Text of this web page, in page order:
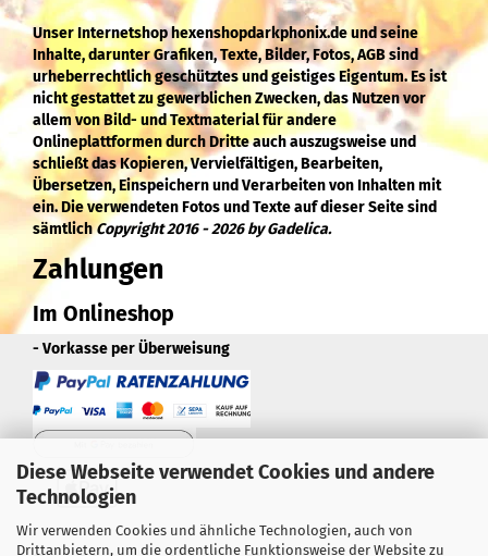
Diese Webseite verwendet Cookies und andere
Technologien
Wir verwenden Cookies und ähnliche Technologien, auch von
Drittanbietern, um die ordentliche Funktionsweise der Website zu
Unser Internetshop hexenshopdarkphonix.de und seine
Inhalte, darunter Grafiken, Texte, Bilder, Fotos, AGB sind
urheberrechtlich geschütztes und geistiges Eigentum. Es ist
nicht gestattet zu gewerblichen Zwecken, das Nutzen vor
allem von Bild- und Textmaterial für andere
Onlineplattformen durch Dritte auch auszugsweise und
schließt das Kopieren, Vervielfältigen, Bearbeiten,
Übersetzen, Einspeichern und Verarbeiten von Inhalten mit
ein. Die verwendeten Fotos und Texte auf dieser Seite sind
sämtlichCopyright 2016 - 2026 by Gadelica.
Zahlungen
Im Onlineshop
- Vorkasse per Überweisung